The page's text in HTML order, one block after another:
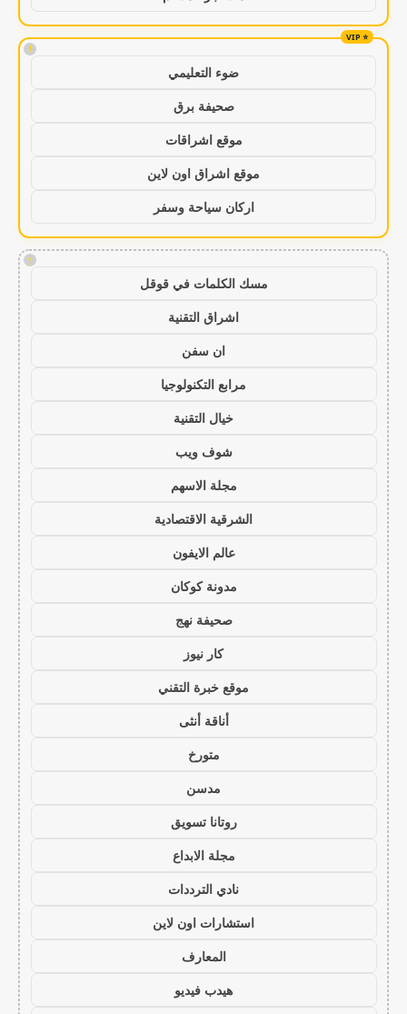
!
ضوء التعليمي
صحيفة برق
موقع اشراقات
موقع اشراق اون لاين
اركان سياحة وسفر
!
مسك الكلمات في قوقل
اشراق التقنية
ان سفن
مرابع التكنولوجيا
خيال التقنية
شوف ويب
مجلة الاسهم
الشرقية الاقتصادية
عالم الايفون
مدونة كوكان
صحيفة نهج
كار نيوز
موقع خبرة التقني
أناقة أنثى
متورخ
مدسن
روتانا تسويق
مجلة الابداع
نادي الترددات
استشارات اون لاين
المعارف
هيدب فيديو